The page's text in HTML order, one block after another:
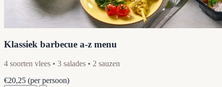
Klassiek barbecue a-z menu
4 soorten vlees • 3 salades • 2 sauzen
€20,25 (per persoon)